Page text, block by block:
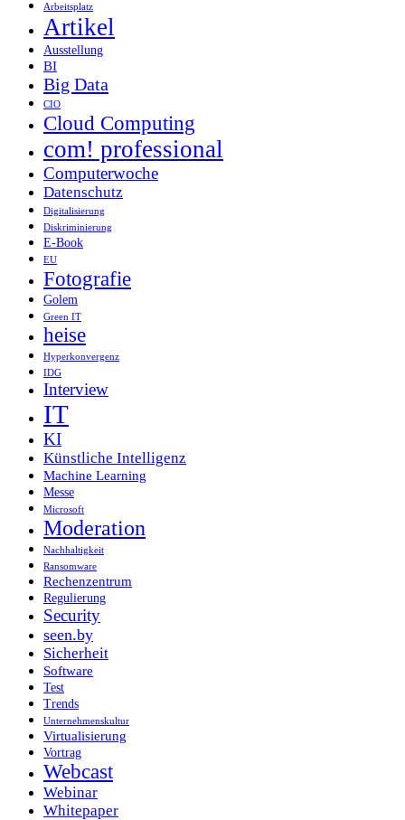
Arbeitsplatz
Artikel
Ausstellung
BI
Big Data
CIO
Cloud Computing
com! professional
Computerwoche
Datenschutz
Digitalisierung
Diskriminierung
E-Book
EU
Fotografie
Golem
Green IT
heise
Hyperkonvergenz
IDG
Interview
IT
KI
Künstliche Intelligenz
Machine Learning
Messe
Microsoft
Moderation
Nachhaltigkeit
Ransomware
Rechenzentrum
Regulierung
Security
seen.by
Sicherheit
Software
Test
Trends
Unternehmenskultur
Virtualisierung
Vortrag
Webcast
Webinar
Whitepaper